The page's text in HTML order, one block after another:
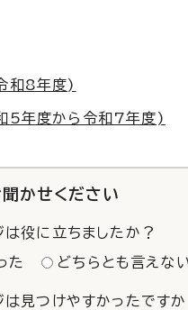
和8年度)
5年度から令和7年度)
かせください
は役に立ちましたか？
た どちらとも言えな
は見つけやすかったですか